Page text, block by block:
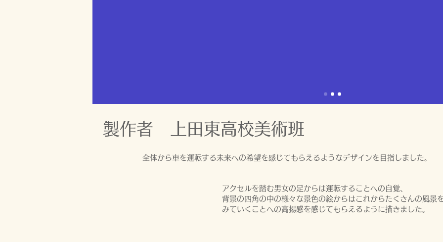
​製作者 上田東高校美術班
全体から車を運転する未来への希望を感じてもらえるようなデザインを目指しました。
アクセルを踏む男女の足からは運転することへの自覚、
背景の四角の中の様々な景色の絵からはこれからたくさんの風景
みていくことへの高揚感を感じてもらえるように描きました。